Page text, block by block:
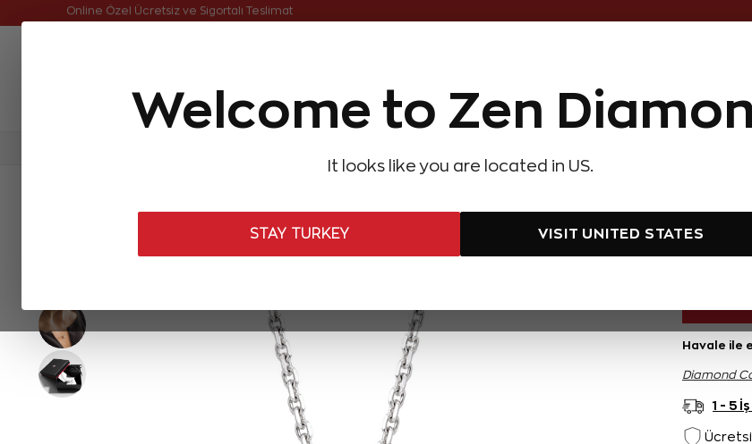
Welcome to Zen
It looks like you are located in US.
STAY TURKEY VISIT UNITED STATES
Online Özel Ücretsiz ve Sigortalı Teslimat
Aynı Gün Kargo Çok Satanlar Hediye Önerileri Evlilik Teklifi Setler
Havale ile
Diamond
1 - 5